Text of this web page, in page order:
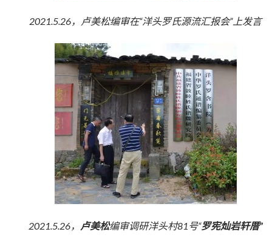
2021.5.26，卢美松编审在“洋头罗氏源流汇报会”上发言
2021.5.26， 卢美松编审调研洋头村81号“罗宪灿岩轩厝”